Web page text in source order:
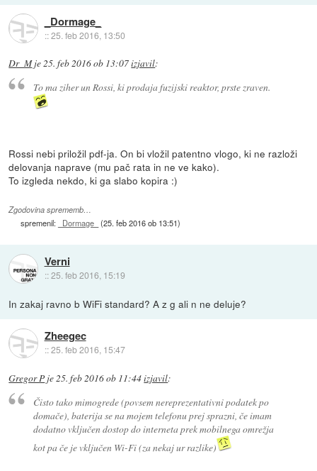
_Dormage_
::25. feb 2016, 13:50
Dr_Mje25. feb 2016 ob 13:07izjavil:
To ma ziher un Rossi, ki prodaja fuzijski reaktor, prste zraven.
Rossi nebi priložil pdf-ja. On bi vložil patentno vlogo, ki ne razloži
delovanja naprave (mu pač rata in ne ve kako).
To izgleda nekdo, ki ga slabo kopira :)
Zgodovina sprememb…
spremenil: _Dormage_ (25. feb 2016 ob 13:51)
Verni
::25. feb 2016, 15:19
In zakaj ravno b WiFi standard? A z g ali n ne deluje?
Zheegec
::25. feb 2016, 15:47
Gregor P je25. feb 2016 ob 11:44izjavil:
Čisto tako mimogrede (povsem nereprezentativni podatek po
domače), baterija se na mojem telefonu prej sprazni, če imam
dodatno vključen dostop do interneta prek mobilnega omrežja
kot pa če je vključen Wi-Fi (za nekaj ur razlike)